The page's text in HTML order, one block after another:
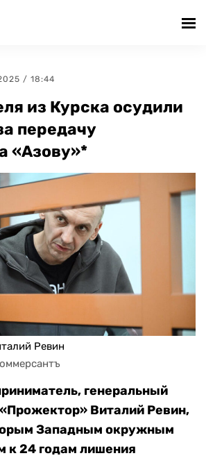
/ 18:44
из Курска осудили
передачу
«Азову»*
Ревин
генеральный
Виталий Ревин,
Западным окружным
к 24 годам лишения